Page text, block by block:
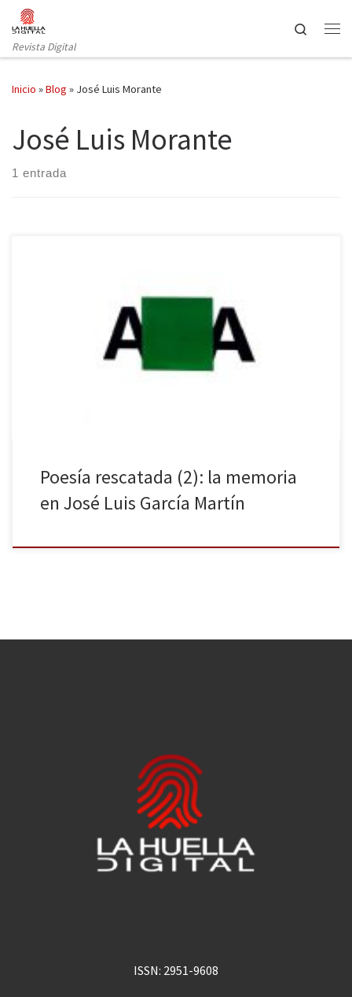
Saltar al contenido
Revista Digital
Search
Inicio »Blog » José Luis Morante
José Luis Morante
1 entrada
Hace unos meses dedicábamos unas palabras a los poemarios de
José María Antón Morla y de Ángel Moreta, en esta serie de
artículos sobre poemarios y poetas rescatados que continuamos
aquí («Alcanzar fama literaria: poesía rescatada [1]», La Huella
Digital, 12/03/2020). Ciertamente, la escritura es una forma de
Poesía rescatada (2): la memoria
en José Luis García Martín
ISSN: 2951-9608